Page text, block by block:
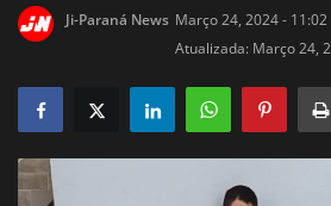
Polícia
Justiça
Brasil
Ji-Paraná News Março 24, 2024 - 11:02
Atualizada: Março 24,